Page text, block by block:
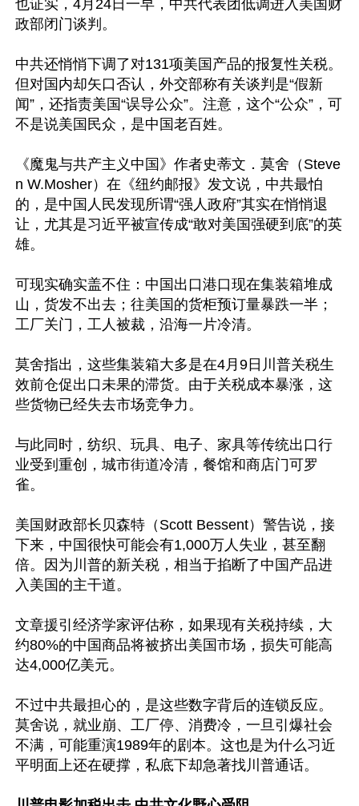
也证实，4月24日一早，中共代表团低调进入美国财
政部闭门谈判。
中共还悄悄下调了对131项美国产品的报复性关税。
但对国内却矢口否认，外交部称有关谈判是“假新
闻”，还指责美国“误导公众”。注意，这个“公众”，可
不是说美国民众，是中国老百姓。
《魔鬼与共产主义中国》作者史蒂文．莫舍（Steve
n W.Mosher）在《纽约邮报》发文说，中共最怕
的，是中国人民发现所谓“强人政府”其实在悄悄退
让，尤其是习近平被宣传成“敢对美国强硬到底”的英
雄。
可现实确实盖不住：中国出口港口现在集装箱堆成
山，货发不出去；往美国的货柜预订量暴跌一半；
工厂关门，工人被裁，沿海一片冷清。
莫舍指出，这些集装箱大多是在4月9日川普关税生
效前仓促出口未果的滞货。由于关税成本暴涨，这
些货物已经失去市场竞争力。
与此同时，纺织、玩具、电子、家具等传统出口行
业受到重创，城市街道冷清，餐馆和商店门可罗
雀。
美国财政部长贝森特（Scott Bessent）警告说，接
下来，中国很快可能会有1,000万人失业，甚至翻
倍。因为川普的新关税，相当于掐断了中国产品进
入美国的主干道。
文章援引经济学家评估称，如果现有关税持续，大
约80%的中国商品将被挤出美国市场，损失可能高
达4,000亿美元。
不过中共最担心的，是这些数字背后的连锁反应。
莫舍说，就业崩、工厂停、消费冷，一旦引爆社会
不满，可能重演1989年的剧本。这也是为什么习近
平明面上还在硬撑，私底下却急著找川普通话。